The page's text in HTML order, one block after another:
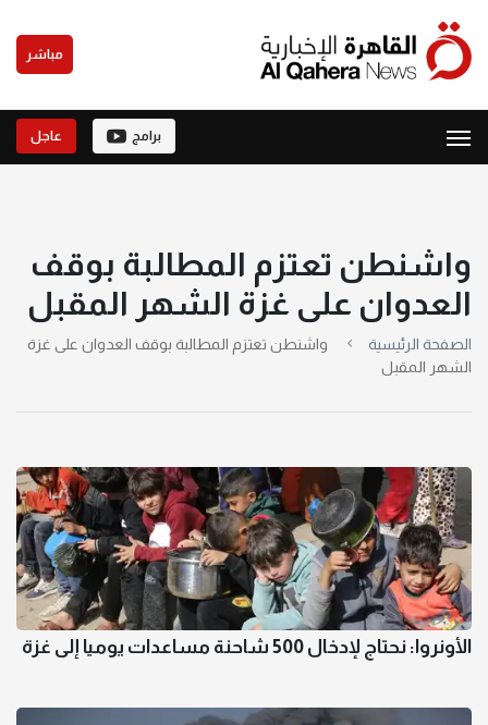
مباشر
برامج عاجل
واشنطن تعتزم المطالبة بوقف
العدوان على غزة الشهر المقبل
الصفحة الرئيسية
واشنطن تعتزم المطالبة بوقف العدوان على غزة
الشهر المقبل
الأونروا: نحتاج لإدخال 500 شاحنة مساعدات يوميا إلى غزة